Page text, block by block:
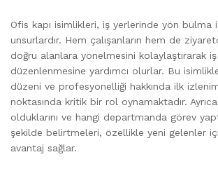
Ofis kapı isimlikleri, iş yerlerinde yön bulma
unsurlardır. Hem çalışanların hem de
doğru alanlara yönelmesini kolaylaştırarak iş
düzenlenmesine yardımcı olurlar. Bu
düzeni ve profesyonelliği hakkında ilk
noktasında kritik bir rol oynamaktadır.
olduklarını ve hangi departmanda görev
şekilde belirtmeleri, özellikle yeni gelenler
avantaj sağlar.